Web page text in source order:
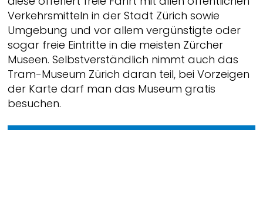
Verkehrsmitteln in der Stadt Zürich sowie
Umgebung und vor allem vergünstigte oder
sogar freie Eintritte in die meisten Zürcher
Museen. Selbstverständlich nimmt auch das
Tram-Museum Zürich daran teil, bei Vorzeigen
der Karte darf man das Museum gratis
besuchen.